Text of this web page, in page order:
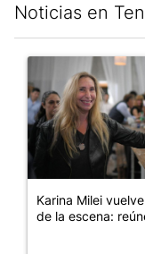
Noticias en
Un artículo de
Karina Milei
de la escena: